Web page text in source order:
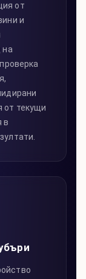
от
и
на
от текущи
в